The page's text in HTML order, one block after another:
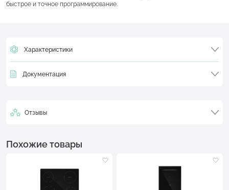
быстрое и точное программирование.
Характеристики
Документация
Отзывы
Похожие товары